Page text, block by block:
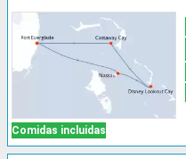
Comidas incluidas